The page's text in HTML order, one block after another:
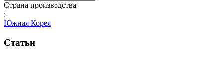
Страна производства
:
Южная Корея
Статьи